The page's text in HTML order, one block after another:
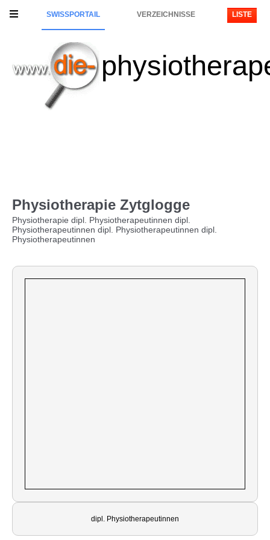
SWISSPORTAIL VERZEICHNISSE LISTE
Physiotherapie Zytglogge
Physiotherapie dipl. Physiotherapeutinnen dipl.
Physiotherapeutinnen dipl. Physiotherapeutinnen dipl.
Physiotherapeutinnen
dipl. Physiotherapeutinnen